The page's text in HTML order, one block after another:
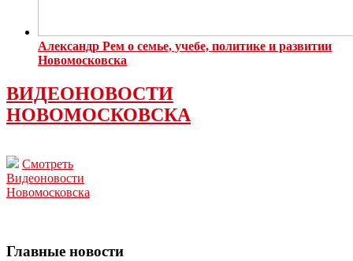
Александр Рем о семье, учебе, политике и развитии
Новомосковска
ВИДЕОНОВОСТИ
НОВОМОСКОВСКА
Смотреть
Видеоновости
Новомосковска
Главные новости